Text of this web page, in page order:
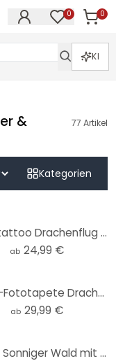
0 0
KI
&
77 Artikel
Kategorien
Wandtattoo Drachenflug durch Sternenwolken - DigitalArtsi - Rund
ab 24,99 €
Kinder-Fototapete Drachenflug durch Sternenwolken - DigitalArtsi - Rund - Selbstklebend/Vlies
ab 29,99 €
Poster Sonniger Wald mit Hirsch - DigitalArtsi - Rund